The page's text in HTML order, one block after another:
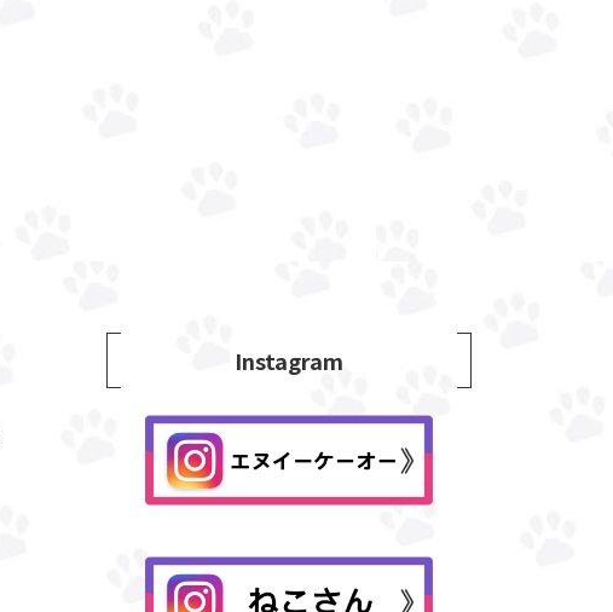
Instagram